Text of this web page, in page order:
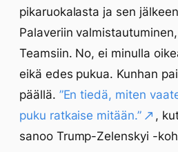
pikaruokalasta ja sen
Palaveriin
Teamsiin. No, ei minulla
eikä edes pukua. Kunhan
päällä. ”En tiedä, miten
puku ratkaise mitään.”
,
sanoo Trump-Zelenskyi -